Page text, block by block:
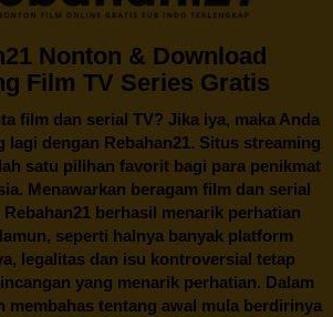
Nonton & Download
Film TV Series Gratis
film dan serial TV? Jika iya, maka Anda
lagi dengan Rebahan21. Situs streaming
satu pilihan favorit bagi para penikmat
Menawarkan beragam film dan serial
Rebahan21berhasil menarik perhatian
seperti halnya banyak platform
legalitas dan isu kontroversial tetap
yang menarik perhatian. Dalam
membahas tentang awal mula berdirinya